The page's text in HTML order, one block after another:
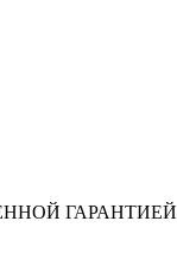
ГАРАНТИЕЙ